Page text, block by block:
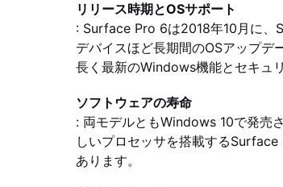
リリース時期とOSサポート
: Surface Pro 6は2018年10月に、
デバイスほど長期間のOSアップ
長く最新のWindows機能とセキュ
ソフトウェアの寿命
: 両モデルともWindows 10で発売
しいプロセッサを搭載する
あります。